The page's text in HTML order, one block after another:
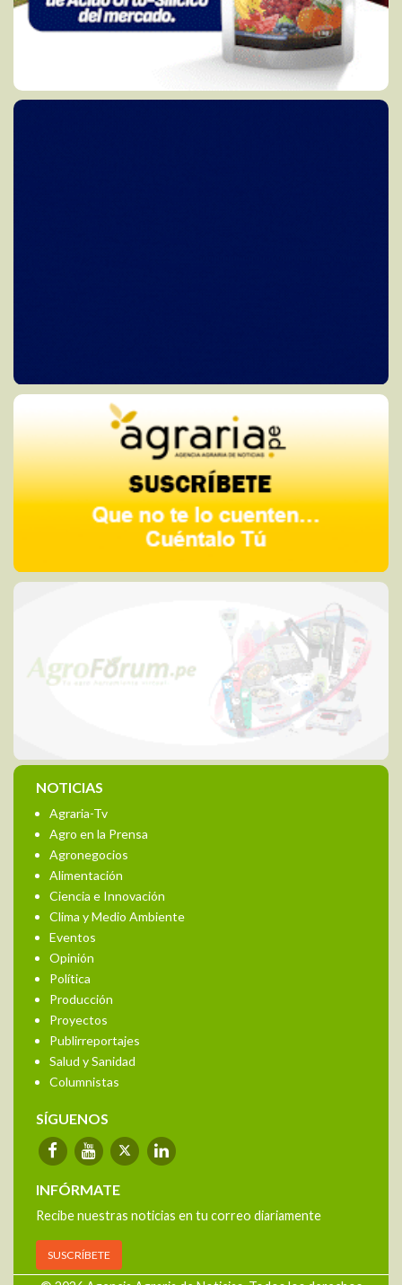
NOTICIAS
Agraria-Tv
Agro en la Prensa
Agronegocios
Alimentación
Ciencia e Innovación
Clima y Medio Ambiente
Eventos
Opinión
Política
Producción
Proyectos
Publirreportajes
Salud y Sanidad
Columnistas
SÍGUENOS
INFÓRMATE
Recibe nuestras noticias en tu correo diariamente
SUSCRÍBETE